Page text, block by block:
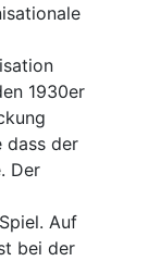
1930er
dass der
Der
Auf
bei der